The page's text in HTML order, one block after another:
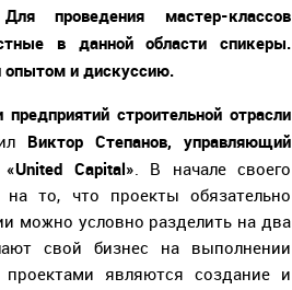
проведения мастер-классов
в данной области спикеры.
опытом и дискуссию.
строительной отрасли
Виктор Степанов, управляющий
«United Capital». В начале своего
то, что проекты обязательно
можно условно разделить на два
свой бизнес на выполнении
являются создание и